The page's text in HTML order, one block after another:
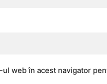
web în acest navigator